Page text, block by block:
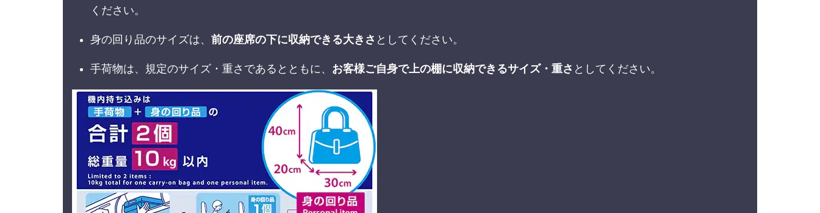
ください。
身の回り品のサイズは、 前の座席の下に収納できる大きさ としてください。
手荷物は、規定のサイズ・重さであるとともに、 お客様ご自身で上の棚に収納できるサイズ・重さ としてください。